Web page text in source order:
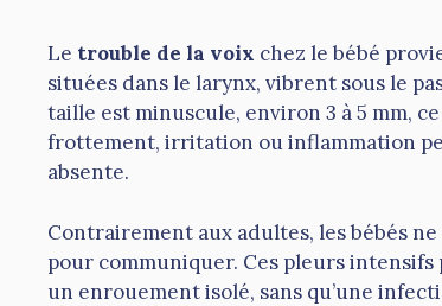
Le trouble de la voix chez le bébé
situées dans le larynx, vibrent sous le
taille est minuscule, environ 3 à 5 mm,
frottement, irritation ou inflammation
absente.
Contrairement aux adultes, les bébés
pour communiquer. Ces pleurs intensifs
un enrouement isolé, sans qu’une